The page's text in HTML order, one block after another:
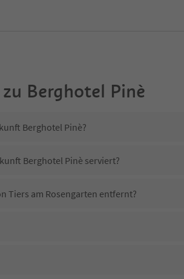
Berghotel Pinè
Berghotel Pinè?
Berghotel Pinè serviert?
Tiers am Rosengarten entfernt?